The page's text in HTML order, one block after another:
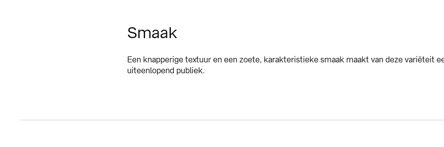
Smaak
Een knapperige textuur en een zoete, karakteristieke smaak maakt van deze variëteit
uiteenlopend publiek.